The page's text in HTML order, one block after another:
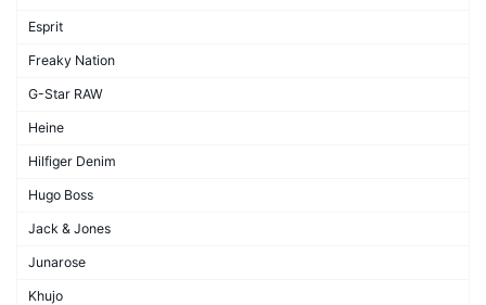
Esprit
Freaky Nation
G-Star RAW
Heine
Hilfiger Denim
Hugo Boss
Jack & Jones
Junarose
Khujo